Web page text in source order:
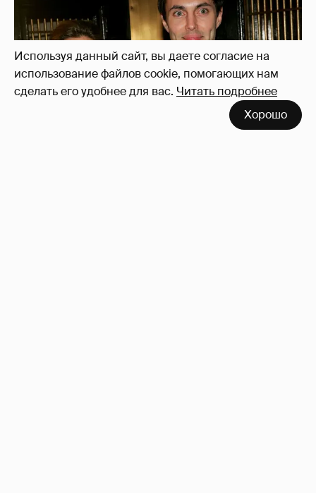
Используя данный сайт, вы даете согласие на
использование файлов cookie, помогающих нам
сделать его удобнее для вас. Читать подробнее
Хорошо